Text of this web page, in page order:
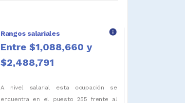
Rangos salariales info
Entre $1,088,660 y
$2,488,791
A nivel salarial esta ocupación se
encuentra en el puesto 255 frente al